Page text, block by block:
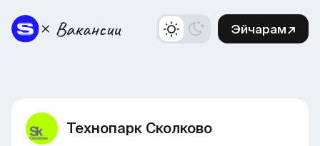
Эйчарам↗
Технопарк Сколково